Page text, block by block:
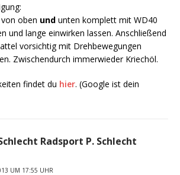
oben und unten komplett mit WD40
und lange einwirken lassen. Anschließend
vorsichtig mit Drehbewegungen
Zwischendurch immerwieder Kriechöl.
findet du hier. (Google ist dein
Radsport P. Schlecht
UM 17:55 UHR